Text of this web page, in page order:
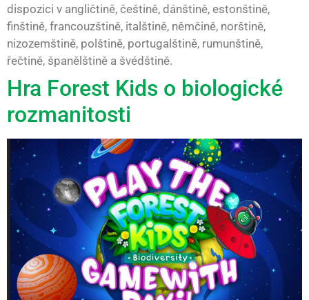
dispozici v angličtině, češtině, dánštině, estonštině,
finštině, francouzštině, italštině, němčině, norštině,
nizozemštině, polštině, portugalštině, rumunštině,
řečtině, španělštině a švédštině.
Hra Forest Kids o biologické
rozmanitosti